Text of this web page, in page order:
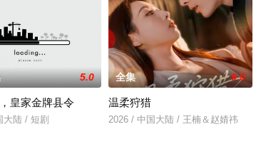
5.0
皇家金牌县令
大陆 / 短剧
全集 9.0
温柔狩猎
2026 / 中国大陆 / 王楠＆赵婧祎